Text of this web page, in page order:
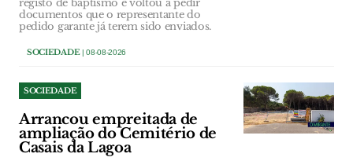
registo de baptismo e voltou a pedir
documentos que o representante do
pedido garante já terem sido enviados.
SOCIEDADE| 08-08-2026
SOCIEDADE
Arrancou empreitada de
ampliação do Cemitério de
Casais da Lagoa